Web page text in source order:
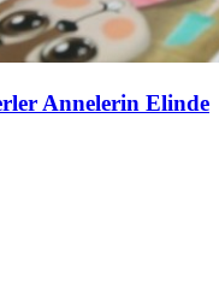
Annelerin Elinde